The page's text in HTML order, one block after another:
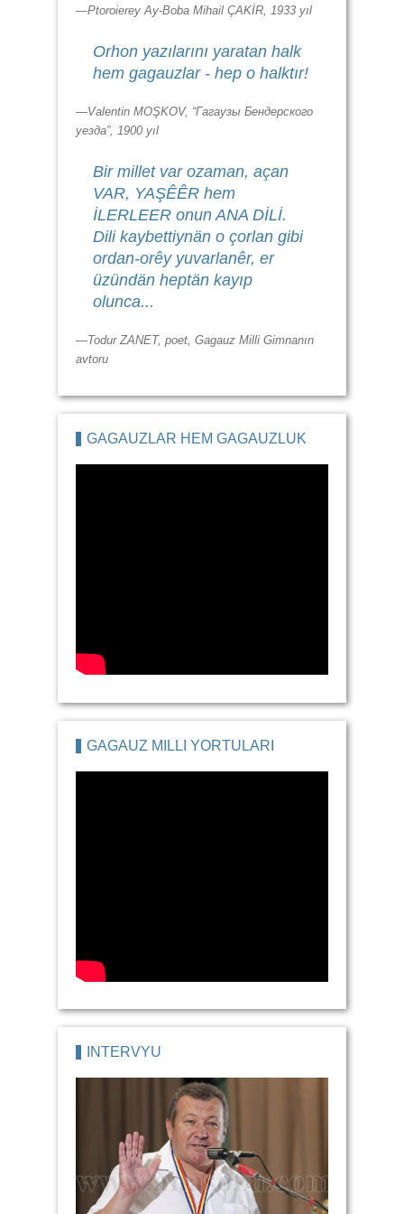
—Ptoroierey Ay-Boba Mihail ÇAKİR, 1933 yıl
Orhon yazılarını yaratan halk
hem gagauzlar - hep o halktır!
—Valentin MOŞKOV, “Гагаузы Бендерского
уезда”, 1900 yıl
Bir millet var ozaman, açan
VAR, YAŞÊÊR hem
İLERLEER onun ANA DİLİ.
Dili kaybettiynän o çorlan gibi
ordan-orêy yuvarlanêr, er
üzündän heptän kayıp
olunca...
—Todur ZANET, poet, Gagauz Milli Gimnanın
avtoru
GAGAUZLAR HEM GAGAUZLUK
GAGAUZ MILLI YORTULARI
İNTERVYU